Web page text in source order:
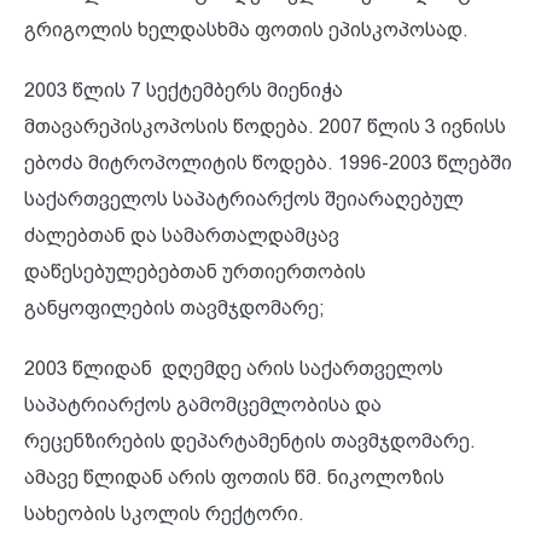
გრიგოლის ხელდასხმა ფოთის ეპისკოპოსად.
2003 წლის 7 სექტემბერს მიენიჭა
მთავარეპისკოპოსის წოდება. 2007 წლის 3 ივნისს
ებოძა მიტროპოლიტის წოდება. 1996-2003 წლებში
საქართველოს საპატრიარქოს შეიარაღებულ
ძალებთან და სამართალდამცავ
დაწესებულებებთან ურთიერთობის
განყოფილების თავმჯდომარე;
2003 წლიდან დღემდე არის საქართველოს
საპატრიარქოს გამომცემლობისა და
რეცენზირების დეპარტამენტის თავმჯდომარე.
ამავე წლიდან არის ფოთის წმ. ნიკოლოზის
სახეობის სკოლის რექტორი.